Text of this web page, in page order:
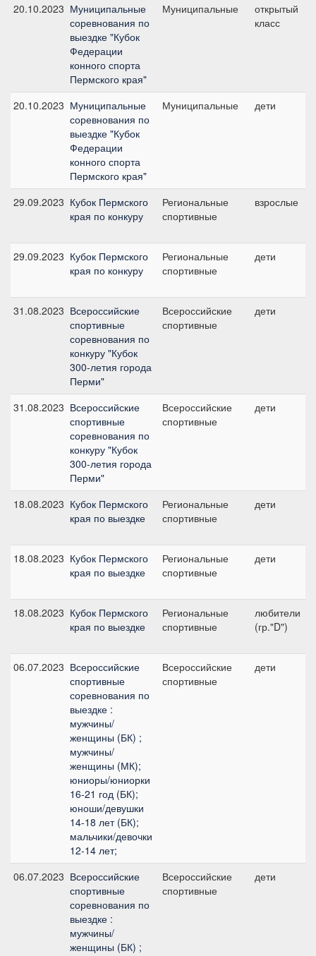
20.10.2023 Муниципальные
соревнования по
выездке "Кубок
Федерации
конного спорта
Пермского края"
Муниципальные
открытый
класс
20.10.2023 Муниципальные
соревнования по
выездке "Кубок
Федерации
конного спорта
Пермского края"
Муниципальные дети
29.09.2023 Кубок Пермского
края по конкуру
Региональные
спортивные
взрослые
29.09.2023 Кубок Пермского
края по конкуру
Региональные
спортивные
дети
31.08.2023 Всероссийские
спортивные
соревнования по
конкуру "Кубок
300-летия города
Перми"
Всероссийские
спортивные
дети
31.08.2023 Всероссийские
спортивные
соревнования по
конкуру "Кубок
300-летия города
Перми"
Всероссийские
спортивные
дети
18.08.2023 Кубок Пермского
края по выездке
Региональные
спортивные
дети
18.08.2023 Кубок Пермского
края по выездке
Региональные
спортивные
дети
18.08.2023 Кубок Пермского
края по выездке
Региональные
спортивные
любители
(гр."D")
06.07.2023 Всероссийские
спортивные
соревнования по
выездке :
мужчины/
женщины (БК) ;
мужчины/
женщины (МК);
юниоры/юниорки
16-21 год (БК);
юноши/девушки
14-18 лет (БК);
мальчики/девочки
12-14 лет;
Всероссийские
спортивные
дети
06.07.2023 Всероссийские
спортивные
соревнования по
выездке :
мужчины/
женщины (БК) ;
Всероссийские
спортивные
дети